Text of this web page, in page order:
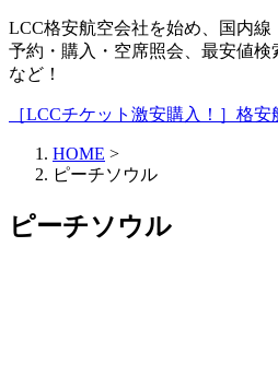
LCC格安航空会社を始め、国内線
予約・購入・空席照会、最安値
など！
［LCCチケット激安購入！］格
HOME >
ピーチソウル
ピーチソウル